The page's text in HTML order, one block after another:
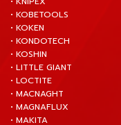
• KOBETOOLS
• KOKEN
• KONDOTECH
• KOSHIN
• LITTLE GIANT
• LOCTITE
• MACNAGHT
• MAGNAFLUX
• MAKITA